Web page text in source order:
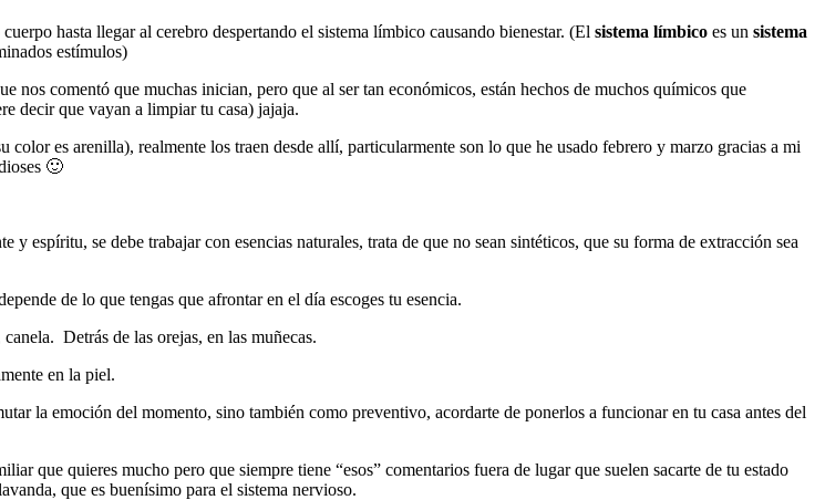
hasta llegar al cerebro despertando el sistema límbico causando bienestar. (El sistema límbico es un sistema
estímulos)
nos comentó que muchas inician, pero que al ser tan económicos, están hechos de muchos químicos que
decir que vayan a limpiar tu casa) jajaja.
color es arenilla), realmente los traen desde allí, particularmente son lo que he usado febrero y marzo gracias a mi
🙂
y espíritu, se debe trabajar con esencias naturales, trata de que no sean sintéticos, que su forma de extracción sea
de lo que tengas que afrontar en el día escoges tu esencia.
Detrás de las orejas, en las muñecas.
en la piel.
la emoción del momento, sino también como preventivo, acordarte de ponerlos a funcionar en tu casa antes del
que quieres mucho pero que siempre tiene “esos” comentarios fuera de lugar que suelen sacarte de tu estado
que es buenísimo para el sistema nervioso.